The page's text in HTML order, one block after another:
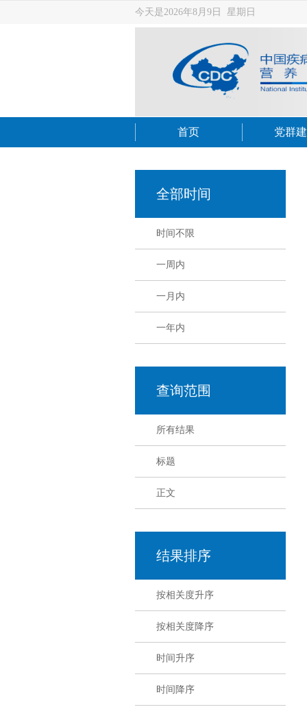
今天是2026年8月9日 星期日
首页 党群
全部时间
时间不限
一周内
一月内
一年内
查询范围
所有结果
标题
正文
结果排序
按相关度升序
按相关度降序
时间升序
时间降序